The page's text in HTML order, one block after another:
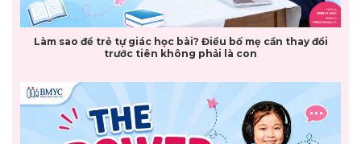
Làm sao để trẻ tự giác học bài? Điều bố mẹ cần thay đổi
trước tiên không phải là con